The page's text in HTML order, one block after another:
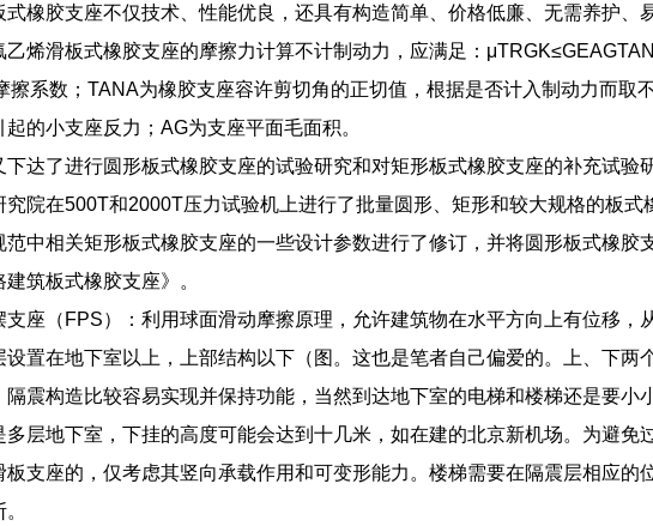
式橡胶支座不仅技术、性能优良，还具有构造简单、价格低廉、无需养护、
乙烯滑板式橡胶支座的摩擦力计算不计制动力，应满足：
擦系数；TANA为橡胶支座容许剪切角的正切值，根据是否计入制动力而取
的小支座反力；AG为支座平面毛面积。
下达了进行圆形板式橡胶支座的试验研究和对矩形板式橡胶支座的补充试
究院在500T和2000T压力试验机上进行了批量圆形、矩形和较大规格的板
范中相关矩形板式橡胶支座的一些设计参数进行了修订，并将圆形板式橡
筑板式橡胶支座》。
支座（FPS）：利用球面滑动摩擦原理，允许建筑物在水平方向上有位移，
设置在地下室以上，上部结构以下（图。这也是笔者自己偏爱的。上、下两
隔震构造比较容易实现并保持功能，当然到达地下室的电梯和楼梯还是要小
多层地下室，下挂的高度可能会达到十几米，如在建的北京新机场。为避免
板支座的，仅考虑其竖向承载作用和可变形能力。楼梯需要在隔震层相应